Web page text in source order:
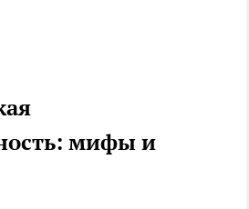
мифы и